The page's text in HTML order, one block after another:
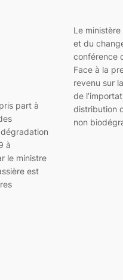
part à
à
le ministre
est
Le ministère
et du
conférence
Face à la
revenu sur
de
distribution
non